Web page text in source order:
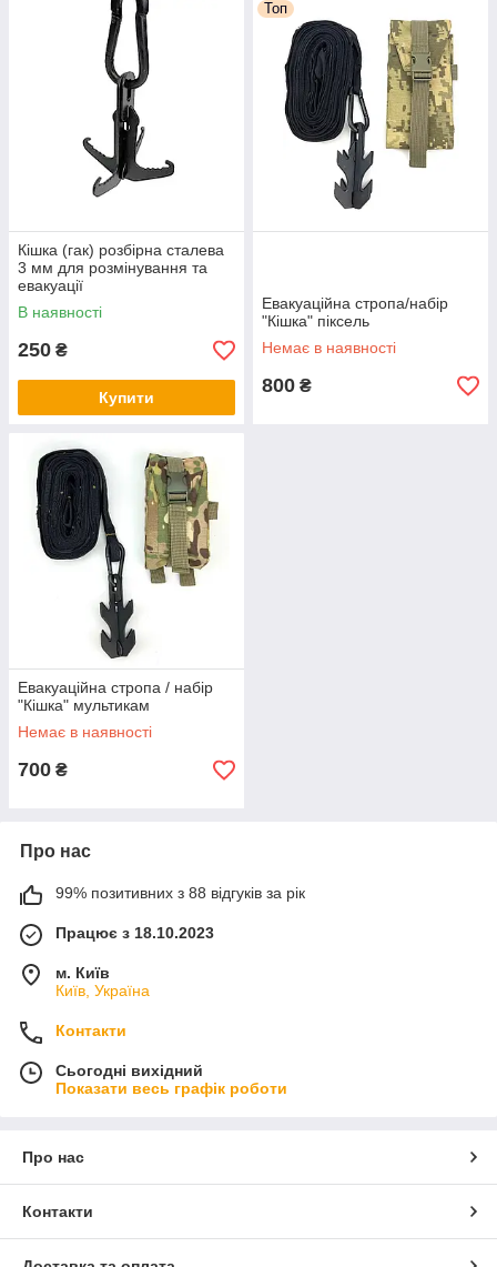
Кішка (гак) розбірна сталева
3 мм для розмінування та
евакуації
В наявності
250 ₴
Купити
Топ
Евакуаційна стропа/набір
"Кішка" піксель
Немає в наявності
800 ₴
Евакуаційна стропа / набір
"Кішка" мультикам
Немає в наявності
700 ₴
Про нас
99% позитивних з 88 відгуків за рік
Працює з 18.10.2023
м. Київ
Київ, Україна
Контакти
Сьогодні вихідний
Показати весь графік роботи
Про нас
Контакти